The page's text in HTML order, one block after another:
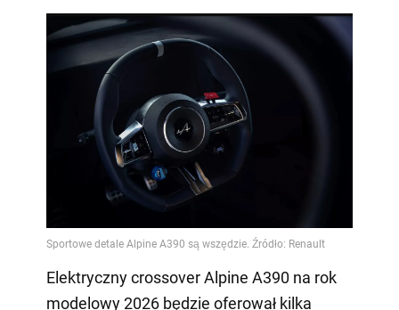
Elektryczny crossover Alpine A390 na rok
modelowy 2026 będzie oferował kilka